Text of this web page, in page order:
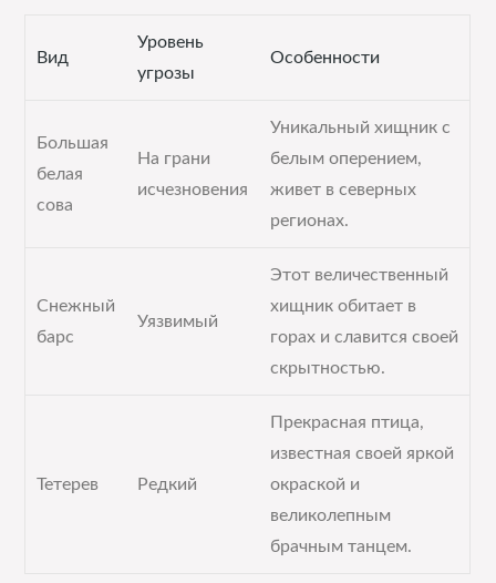
Вид
Уровень
угрозы
Особенности
Большая
белая
сова
На грани
исчезновения
Уникальный хищник с
белым оперением,
живет в северных
регионах.
Снежный
барс
Уязвимый
Этот величественный
хищник обитает в
горах и славится своей
скрытностью.
Тетерев Редкий
Прекрасная птица,
известная своей яркой
окраской и
великолепным
брачным танцем.